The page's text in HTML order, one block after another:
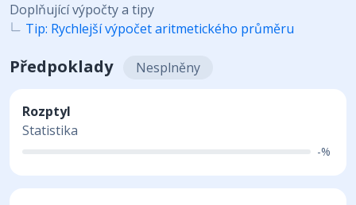
Doplňující výpočty a tipy
Tip: Rychlejší výpočet aritmetického průměru
Předpoklady Nesplněny
Rozptyl
Statistika
-%